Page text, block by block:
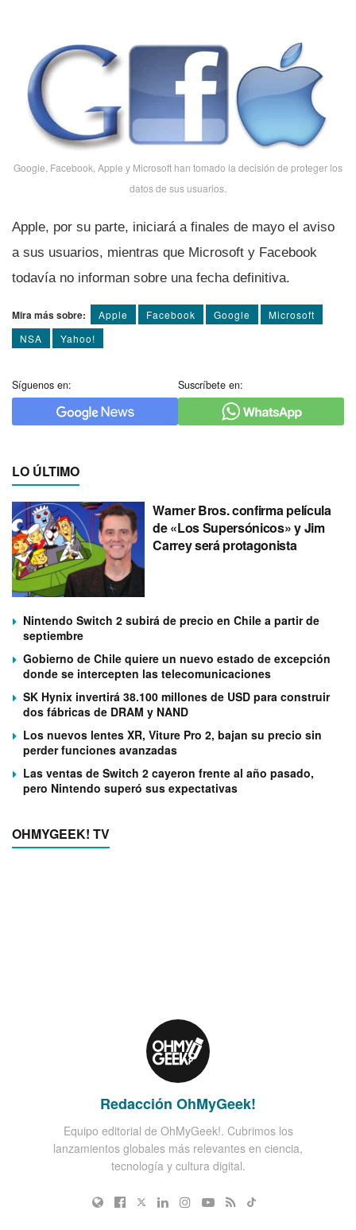
Google, Facebook, Apple y Microsoft han tomado la decisión de proteger los
datos de sus usuarios.
Apple, por su parte, iniciará a finales de mayo el aviso
a sus usuarios, mientras que Microsoft y Facebook
todaví­a no informan sobre una fecha definitiva.
Mira más sobre: Apple Facebook Google
Microsoft
NSA
Yahoo!
Síguenos en: Suscríbete en:
LO ÚLTIMO
Warner Bros. confirma película
de «Los Supersónicos» y Jim
Carrey será protagonista
Nintendo Switch 2 subirá de precio en Chile a partir de
septiembre
Gobierno de Chile quiere un nuevo estado de excepción
donde se intercepten las telecomunicaciones
SK Hynix invertirá 38.100 millones de USD para construir
dos fábricas de DRAM y NAND
Los nuevos lentes XR, Viture Pro 2, bajan su precio sin
perder funciones avanzadas
Las ventas de Switch 2 cayeron frente al año pasado,
pero Nintendo superó sus expectativas
OHMYGEEK! TV
Redacción OhMyGeek!
Equipo editorial de OhMyGeek!. Cubrimos los
lanzamientos globales más relevantes en ciencia,
tecnología y cultura digital.